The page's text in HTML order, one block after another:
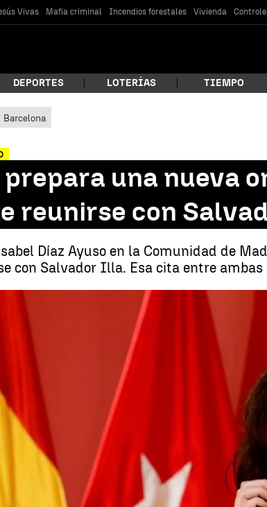
Vivas Mafia criminal Incendios forestales Vivienda
¿Qué estás
Buscar
DEPORTES LOTERÍAS TIEMPO
Barcelona
una nueva
reunirse con
Díaz Ayuso en la Comunidad de
con Salvador Illa. Esa cita entre
Madrid prepara una